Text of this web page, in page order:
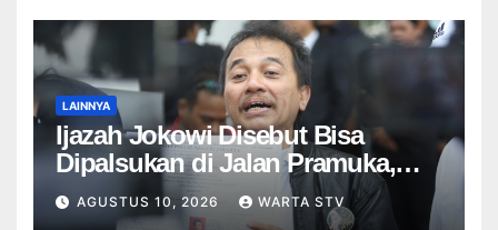
LAINNYA
Ijazah Jokowi Disebut Bisa
Dipalsukan di Jalan Pramuka,
UGM: Tak Ada Laporan!
AGUSTUS 10, 2026 WARTA STV